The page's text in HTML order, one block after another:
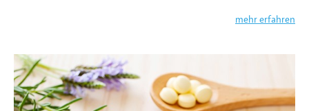
mehr erfahren